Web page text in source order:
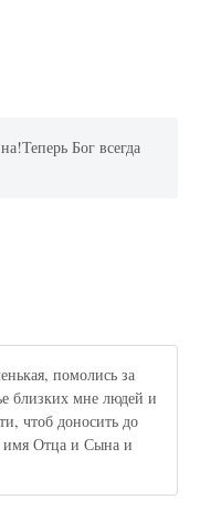
Бог всегда
помолись за
близких мне людей и
чтоб доносить до
имя Отца и Сына и